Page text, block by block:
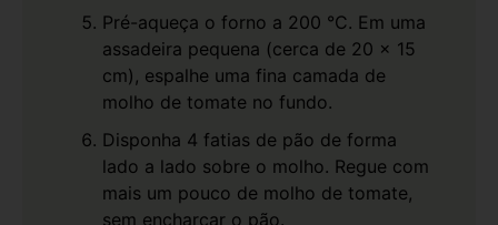
Pré-aqueça o forno a 200 °C. Em uma
assadeira pequena (cerca de 20 x 15
cm), espalhe uma fina camada de
molho de tomate no fundo.
Disponha 4 fatias de pão de forma
lado a lado sobre o molho. Regue com
mais um pouco de molho de tomate,
sem encharcar o pão.